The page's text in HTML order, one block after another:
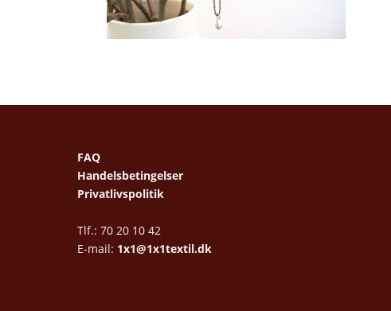
FAQ
Handelsbetingelser
Privatlivspolitik
Tlf.: 70 20 10 42
E-mail: 1x1@1x1textil.dk